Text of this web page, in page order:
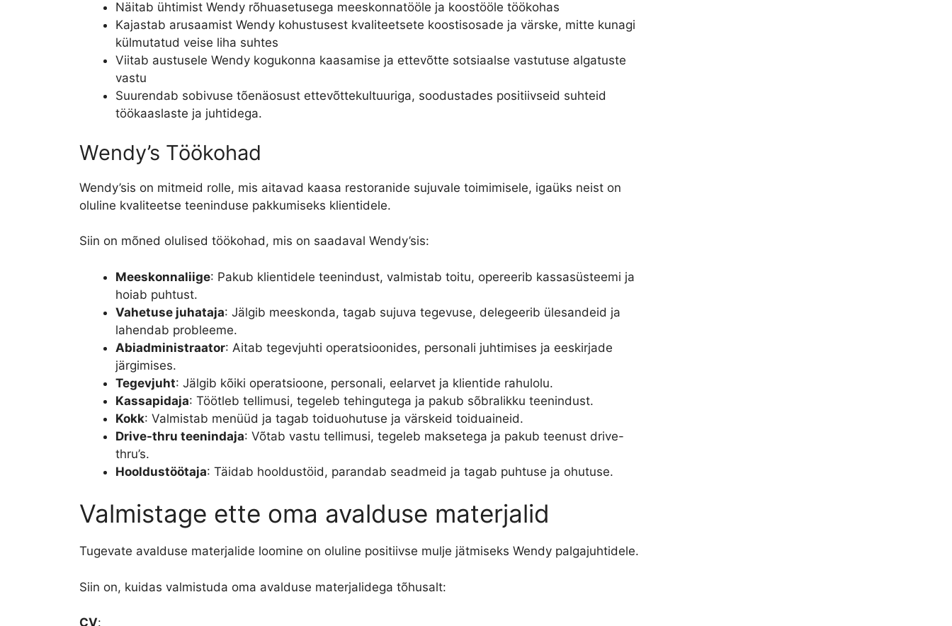
Näitab ühtimist Wendy rõhuasetusega meeskonnatööle ja koostööle töökohas
Kajastab arusaamist Wendy kohustusest kvaliteetsete koostisosade ja värske, mitte kunagi
külmutatud veise liha suhtes
Viitab austusele Wendy kogukonna kaasamise ja ettevõtte sotsiaalse vastutuse algatuste
vastu
Suurendab sobivuse tõenäosust ettevõttekultuuriga, soodustades positiivseid suhteid
töökaaslaste ja juhtidega.
Wendy’s Töökohad
Wendy’sis on mitmeid rolle, mis aitavad kaasa restoranide sujuvale toimimisele, igaüks neist on
oluline kvaliteetse teeninduse pakkumiseks klientidele.
Siin on mõned olulised töökohad, mis on saadaval Wendy’sis:
Meeskonnaliige: Pakub klientidele teenindust, valmistab toitu, opereerib kassasüsteemi ja
hoiab puhtust.
Vahetuse juhataja: Jälgib meeskonda, tagab sujuva tegevuse, delegeerib ülesandeid ja
lahendab probleeme.
Abiadministraator: Aitab tegevjuhti operatsioonides, personali juhtimises ja eeskirjade
järgimises.
Tegevjuht: Jälgib kõiki operatsioone, personali, eelarvet ja klientide rahulolu.
Kassapidaja: Töötleb tellimusi, tegeleb tehingutega ja pakub sõbralikku teenindust.
Kokk: Valmistab menüüd ja tagab toiduohutuse ja värskeid toiduaineid.
Drive-thru teenindaja: Võtab vastu tellimusi, tegeleb maksetega ja pakub teenust drive-
thru’s.
Hooldustöötaja: Täidab hooldustöid, parandab seadmeid ja tagab puhtuse ja ohutuse.
Valmistage ette oma avalduse materjalid
Tugevate avalduse materjalide loomine on oluline positiivse mulje jätmiseks Wendy palgajuhtidele.
Siin on, kuidas valmistuda oma avalduse materjalidega tõhusalt:
CV: